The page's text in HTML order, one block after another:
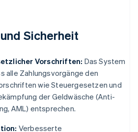
Sicherheit
Vorschriften: Das System
alle Zahlungsvorgänge den
wie Steuergesetzen und
der Geldwäsche (Anti-
AML) entsprechen.
Verbesserte